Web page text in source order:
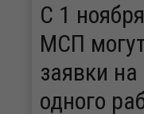
C 1
МСП
заявки
одного